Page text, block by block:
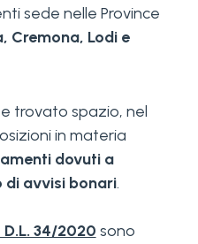
sede nelle Province
Cremona, Lodi e
trovato spazio, nel
in materia
dovuti a
di avvisi bonari.
34/2020 sono